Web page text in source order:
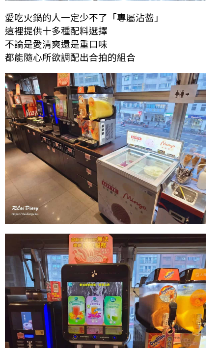
愛吃火鍋的人一定少不了「專屬沾醬」
這裡提供十多種配料選擇
不論是愛清爽還是重口味
都能隨心所欲調配出合拍的組合